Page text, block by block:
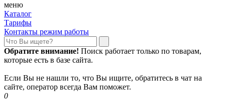
меню
Каталог
Тарифы
Контакты режим работы
Обратите внимание! Поиск работает только по товарам,
которые есть в базе сайта.
Если Вы не нашли то, что Вы ищите, обратитесь в чат на
сайте, оператор всегда Вам поможет.
0